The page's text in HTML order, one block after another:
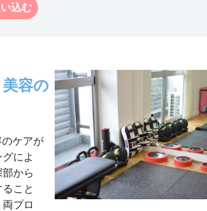
込む
容の
ケアが
によ
から
こと
プロ